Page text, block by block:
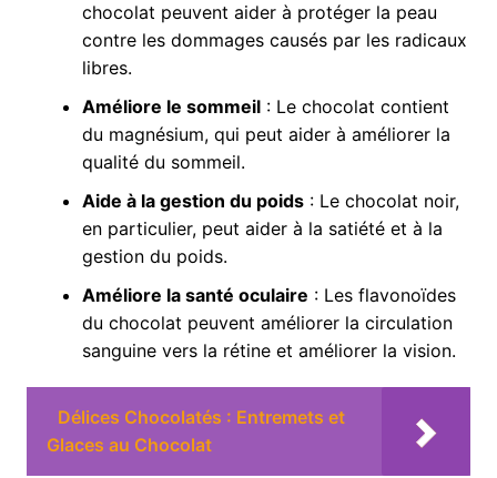
chocolat peuvent aider à protéger la peau
contre les dommages causés par les radicaux
libres.
Améliore le sommeil: Le chocolat contient
du magnésium, qui peut aider à améliorer la
qualité du sommeil.
Aide à la gestion du poids: Le chocolat noir,
en particulier, peut aider à la satiété et à la
gestion du poids.
Améliore la santé oculaire : Les flavonoïdes
du chocolat peuvent améliorer la circulation
sanguine vers la rétine et améliorer la vision.
Délices Chocolatés : Entremets et
Glaces au Chocolat